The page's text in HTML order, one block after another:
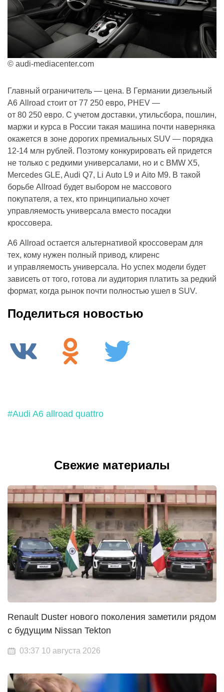
© audi-mediacenter.com
Главный ограничитель — цена. В Германии дизельный
A6 Allroad стоит от 77 250 евро, PHEV —
от 80 250 евро. С учетом доставки, утильсбора, пошлин,
маржи и курса в России такая машина почти наверняка
окажется в зоне дорогих премиальных SUV — порядка
12-14 млн рублей. Поэтому конкурировать ей придется
не только с редкими универсалами, но и с BMW X5,
Mercedes GLE, Audi Q7, Li Auto L9 и Aito M9. В такой
борьбе Allroad будет выбором не массового
покупателя, а тех, кто принципиально хочет
управляемость универсала вместо посадки
кроссовера.
A6 Allroad остается альтернативой кроссоверам для
тех, кому нужен полный привод, клиренс
и управляемость универсала. Но успех модели будет
зависеть от того, готова ли аудитория платить за редкий
формат, когда рынок почти полностью ушел в SUV.
Поделиться новостью
#Audi A6 allroad quattro
Свежие материалы
Renault Duster нового поколения заметили рядом
с будущим Nissan Tekton
03:37 10 августа 2026